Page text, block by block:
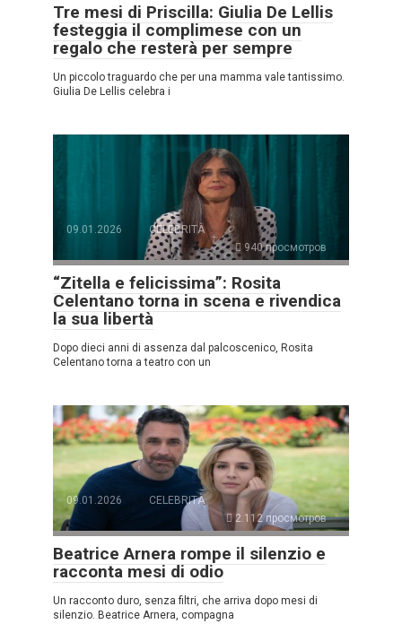
Tre mesi di Priscilla: Giulia De Lellis
festeggia il complimese con un
regalo che resterà per sempre
Un piccolo traguardo che per una mamma vale tantissimo.
Giulia De Lellis celebra i
09.01.2026
CELEBRITÀ
940 просмотров
“Zitella e felicissima”: Rosita
Celentano torna in scena e rivendica
la sua libertà
Dopo dieci anni di assenza dal palcoscenico, Rosita
Celentano torna a teatro con un
09.01.2026
CELEBRITÀ
2.112 просмотров
Beatrice Arnera rompe il silenzio e
racconta mesi di odio
Un racconto duro, senza filtri, che arriva dopo mesi di
silenzio. Beatrice Arnera, compagna